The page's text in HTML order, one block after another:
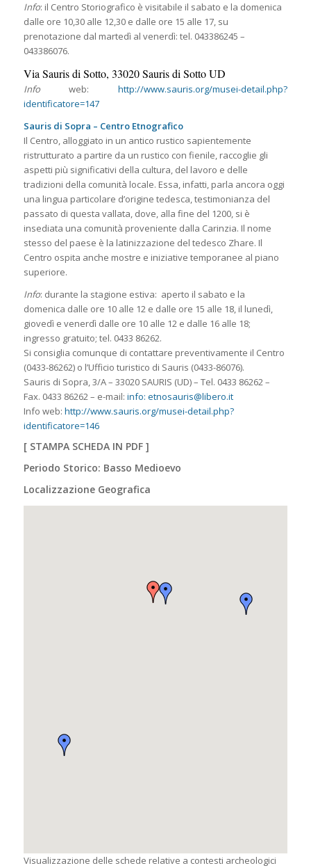
Info: il Centro Storiografico è visitabile il sabato e la domenica
dalle ore 10,30 alle 12,30 e dalle ore 15 alle 17, su
prenotazione dal martedì al venerdì: tel. 043386245 –
043386076.
Via Sauris di Sotto, 33020 Sauris di Sotto UD
Infoweb:http://www.sauris.org/musei-detail.php?
identificatore=147
Sauris di Sopra – Centro Etnografico
Il Centro, alloggiato in un antico rustico sapientemente
ristrutturato a partire da un rustico con fienile, raccoglie gli
aspetti più significativi della cultura, del lavoro e delle
tradizioni della comunità locale. Essa, infatti, parla ancora oggi
una lingua particolare d’origine tedesca, testimonianza del
passato di questa vallata, dove, alla fine del 1200, si è
insediata una comunità proveniente dalla Carinzia. Il nome
stesso del paese è la latinizzazione del tedesco Zhare. Il
Centro ospita anche mostre e iniziative temporanee al piano
superiore.
Info: durante la stagione estiva: aperto il sabato e la
domenica dalle ore 10 alle 12 e dalle ore 15 alle 18, il lunedì,
giovedì e venerdì dalle ore 10 alle 12 e dalle 16 alle 18;
ingresso gratuito; tel. 0433 86262.
Si consiglia comunque di contattare preventivamente il Centro
(0433-86262) o l’Ufficio turistico di Sauris (0433-86076).
Sauris di Sopra, 3/A – 33020 SAURIS (UD) – Tel. 0433 86262 –
Fax. 0433 86262 – e-mail: info: etnosauris@libero.it
Info web: http://www.sauris.org/musei-detail.php?
identificatore=146
[ STAMPA SCHEDA IN PDF]
Periodo Storico: Basso Medioevo
Localizzazione Geografica
Visualizzazione delle schede relative a contesti archeologici